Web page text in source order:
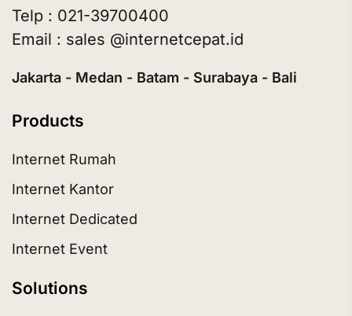
Telp : 021-39700400
Email : sales @internetcepat.id
Jakarta - Medan - Batam - Surabaya - Bali
Products
Internet Rumah
Internet Kantor
Internet Dedicated
Internet Event
Solutions